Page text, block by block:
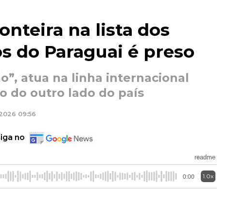
na lista dos
do Paraguai é preso
atua na linha internacional
do outro lado do país
09:56
no
readme
0:00 1.0x